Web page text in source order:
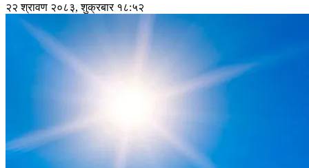
२२ श्रावण २०८३, शुक्रबार १८:५२